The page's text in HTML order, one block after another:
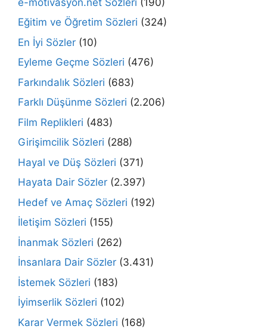
Eğitim ve Öğretim Sözleri (324)
En İyi Sözler (10)
Eyleme Geçme Sözleri (476)
Farkındalık Sözleri (683)
Farklı Düşünme Sözleri (2.206)
Film Replikleri (483)
Girişimcilik Sözleri (288)
Hayal ve Düş Sözleri (371)
Hayata Dair Sözler (2.397)
Hedef ve Amaç Sözleri (192)
İletişim Sözleri (155)
İnanmak Sözleri (262)
İnsanlara Dair Sözler (3.431)
İstemek Sözleri (183)
İyimserlik Sözleri (102)
Karar Vermek Sözleri (168)